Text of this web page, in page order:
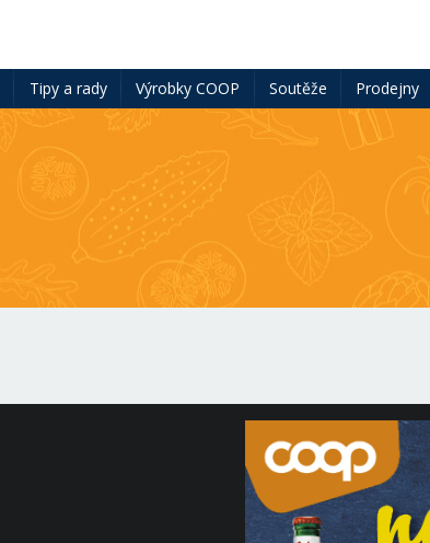
Tipy a rady Výrobky COOP Soutěže Prodejny